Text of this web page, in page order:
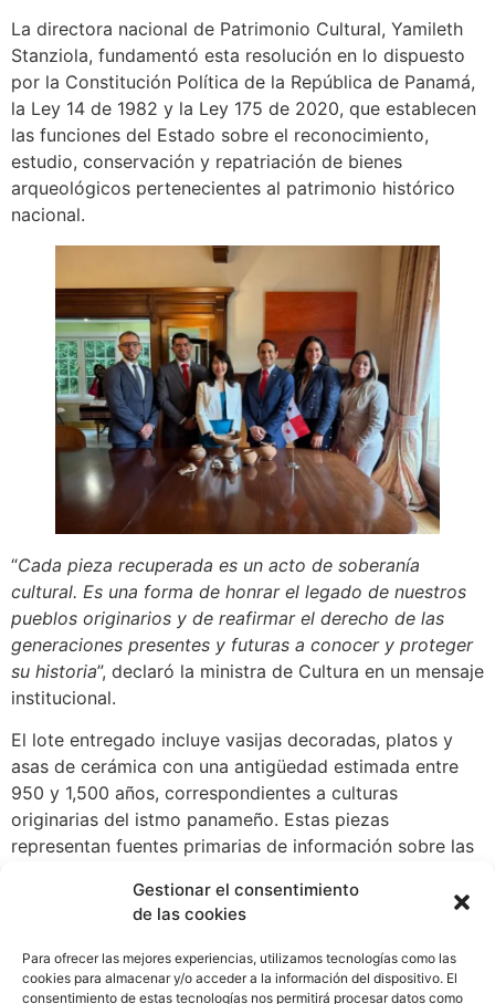
Gestionar el consentimiento
de las cookies
Para ofrecer las mejores experiencias, utilizamos tecnologías como las
cookies para almacenar y/o acceder a la información del dispositivo. El
consentimiento de estas tecnologías nos permitirá procesar datos como
La directora nacional de Patrimonio Cultural, Yamileth
Stanziola, fundamentó esta resolución en lo dispuesto
por la Constitución Política de la República de Panamá,
la Ley 14 de 1982 y la Ley 175 de 2020, que establecen
las funciones del Estado sobre el reconocimiento,
estudio, conservación y repatriación de bienes
arqueológicos pertenecientes al patrimonio histórico
nacional.
“Cada pieza recuperada es un acto de soberanía
cultural. Es una forma de honrar el legado de nuestros
pueblos originarios y de reafirmar el derecho de las
generaciones presentes y futuras a conocer y proteger
su historia”, declaró la ministra de Cultura en un mensaje
institucional.
El lote entregado incluye vasijas decoradas, platos y
asas de cerámica con una antigüedad estimada entre
950 y 1,500 años, correspondientes a culturas
originarias del istmo panameño. Estas piezas
representan fuentes primarias de información sobre las
ancestrales del país.
definitiva de la pieza colonial actualmente en custodia
temporal de la embajada panameña, asegurando su